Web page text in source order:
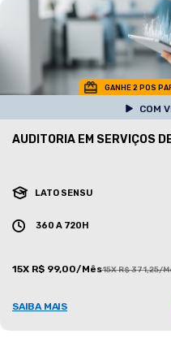
GANHE 2 POS
COM
AUDITORIA EM SERVIÇOS
LATO SENSU
360 A 720H
15X R$ 99,00/Mês15X R$ 371,25/
SAIBA MAIS